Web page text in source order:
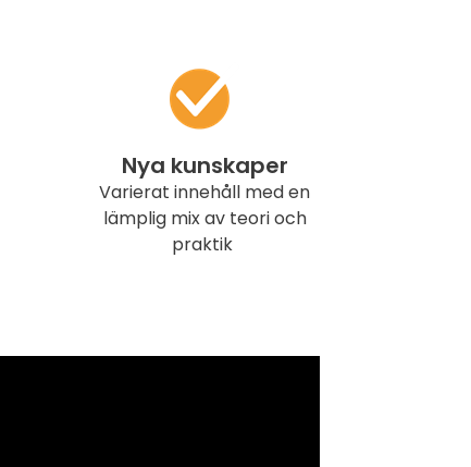
Nya kunskaper
Varierat innehåll med en
lämplig mix av teori och
praktik